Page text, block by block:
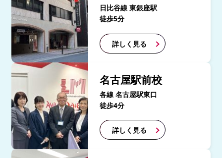
日比谷線 東銀座駅
徒歩5分
詳しく見る
名古屋駅前校
各線 名古屋駅東口
徒歩4分
詳しく見る